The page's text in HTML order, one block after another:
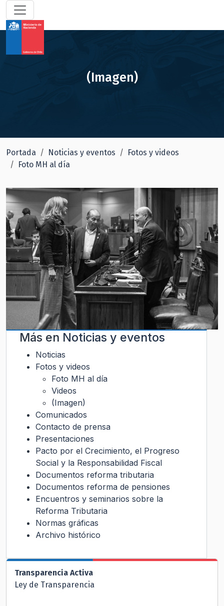
(Imagen)
Portada Noticias y eventos
Fotos y videos
Foto MH al día
Más en Noticias y eventos
Noticias
Fotos y videos
Foto MH al día
Videos
(Imagen)
Comunicados
Contacto de prensa
Presentaciones
Pacto por el Crecimiento, el Progreso
Social y la Responsabilidad Fiscal
Documentos reforma tributaria
Documentos reforma de pensiones
Encuentros y seminarios sobre la
Reforma Tributaria
Normas gráficas
Archivo histórico
Transparencia Activa
Ley de Transparencia